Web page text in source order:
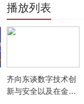
播放列表
齐向东谈数字技术创
新与安全以及在金融